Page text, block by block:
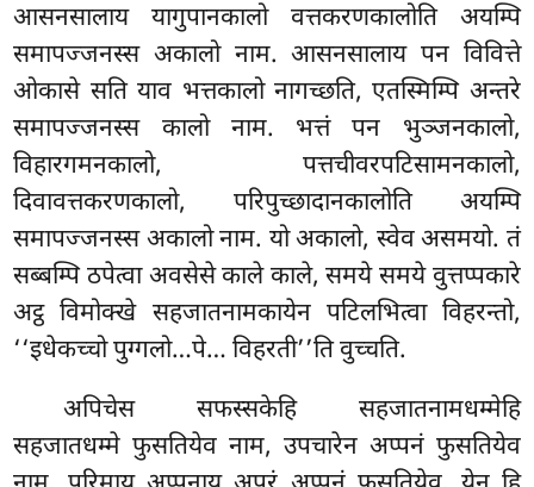
आसनसालाय यागुपानकालो वत्तकरणकालोति अयम्पि
समापज्जनस्स अकालो नाम. आसनसालाय पन विवित्ते
ओकासे सति याव भत्तकालो नागच्छति, एतस्मिम्पि अन्तरे
समापज्जनस्स कालो नाम. भत्तं पन भुञ्जनकालो,
विहारगमनकालो, पत्तचीवरपटिसामनकालो,
दिवावत्तकरणकालो, परिपुच्छादानकालोति अयम्पि
समापज्जनस्स अकालो नाम. यो अकालो, स्वेव असमयो. तं
सब्बम्पि ठपेत्वा अवसेसे काले काले, समये समये वुत्तप्पकारे
अट्ठविमोक्खे सहजातनामकायेन पटिलभित्वा विहरन्तो,
‘‘इधेकच्चो पुग्गलो…पे… विहरती’’ति वुच्चति.
अपिचेस सफस्सकेहि सहजातनामधम्मेहि
सहजातधम्मे फुसतियेव नाम, उपचारेन अप्पनं फुसतियेव